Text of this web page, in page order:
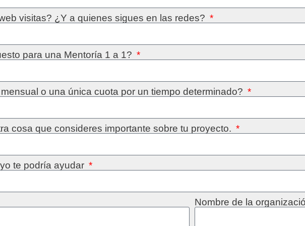
visitas? ¿Y a quienes sigues en las redes?
para una Mentoría 1 a 1?
o una única cuota por un tiempo determinado?
cosa que consideres importante sobre tu proyecto.
te podría ayudar
Nombre de la